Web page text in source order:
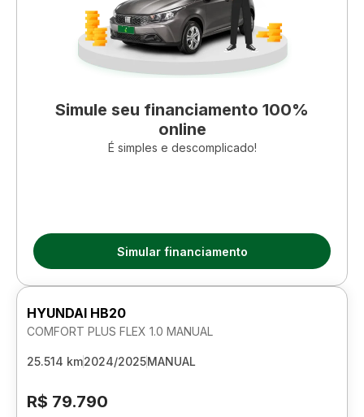
Simule seu financiamento 100%
online
É simples e descomplicado!
Simular financiamento
HYUNDAI HB20
COMFORT PLUS FLEX 1.0 MANUAL
25.514 km2024/2025MANUAL
R$ 79.790